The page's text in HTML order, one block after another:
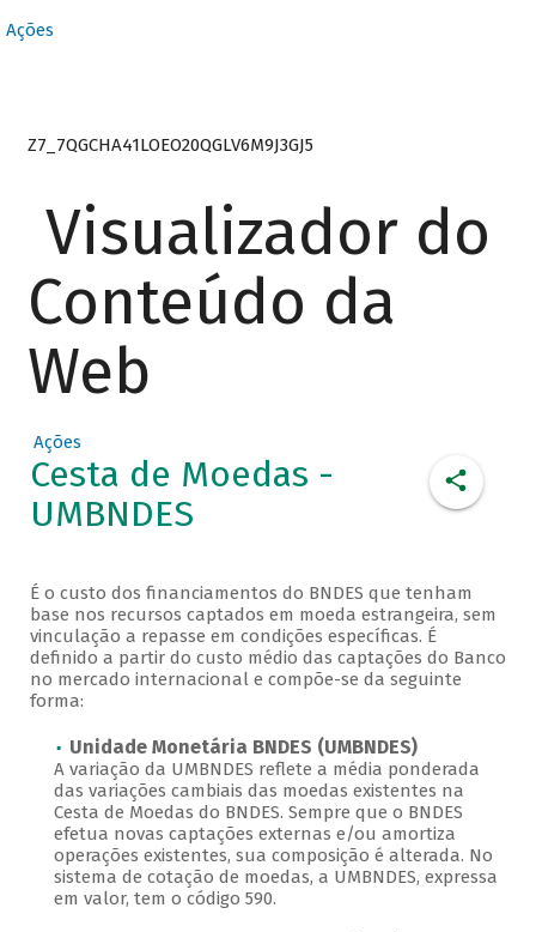
Ações
Z7_7QGCHA41LOEO20QGLV6M9J3GJ5
Visualizador do
Conteúdo da
Web
Ações
Cesta de Moedas -
UMBNDES
É o custo dos financiamentos do BNDES que tenham
base nos recursos captados em moeda estrangeira, sem
vinculação a repasse em condições específicas. É
definido a partir do custo médio das captações do Banco
no mercado internacional e compõe-se da seguinte
forma:
Unidade Monetária BNDES (UMBNDES)
A variação da UMBNDES reflete a média ponderada
das variações cambiais das moedas existentes na
Cesta de Moedas do BNDES. Sempre que o BNDES
efetua novas captações externas e/ou amortiza
operações existentes, sua composição é alterada. No
sistema de cotação de moedas, a UMBNDES, expressa
em valor, tem o código 590.